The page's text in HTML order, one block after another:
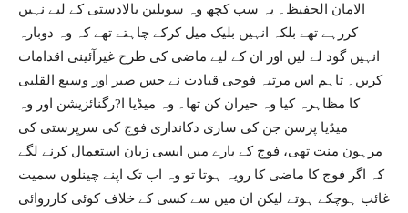
الامان الحفیظ۔ یہ سب کچھ وہ سویلین بالادستی کے لیے نہیں
کررہے تھے بلکہ انہیں بلیک میل کرکے چاہتے تھے کہ وہ دوبارہ
انہیں گود لے لیں اور ان کے لیے ماضی کی طرح غیرآئینی اقدامات
کریں۔ تاہم اس مرتبہ فوجی قیادت نے جس صبر اور وسیع القلبی
کا مظاہرہ کیا وہ حیران کن تھا۔ وہ میڈیا ا?رگنائزیشن اور وہ
میڈیا پرسن جن کی ساری دکانداری فوج کی سرپرستی کی
مرہون منت تھی، فوج کے بارے میں ایسی زبان استعمال کرنے لگے
کہ اگر فوج کا ماضی کا رویہ ہوتا تو وہ اب تک اپنے چینلوں سمیت
غائب ہوچکے ہوتے لیکن ان میں سے کسی کے خلاف کوئی کارروائی